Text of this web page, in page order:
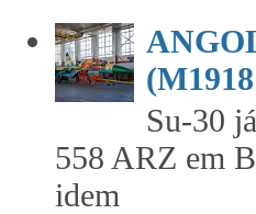
Su-30
558 ARZ
idem